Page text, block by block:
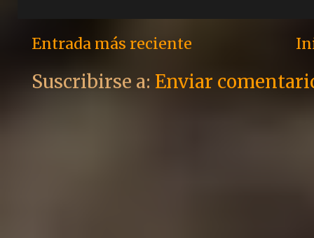
Entrada más reciente
Suscribirse a: Enviar